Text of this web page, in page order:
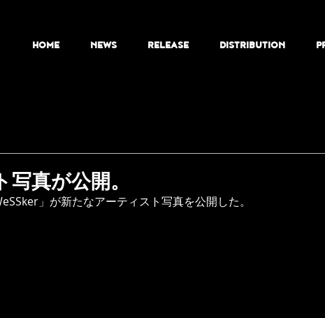
HOME NEWS RELEASE DISTRIBUTION
真が公開。
」が新たなアーティスト写真を公開した。